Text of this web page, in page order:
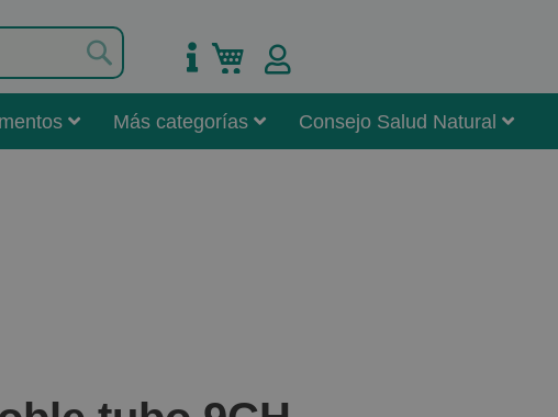
Mi carrito
Más categorías Consejo Salud Natural